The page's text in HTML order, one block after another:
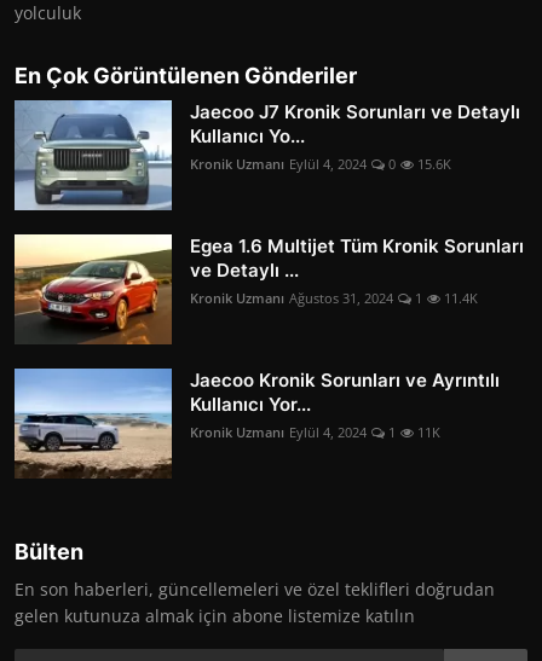
yolculuk
En Çok Görüntülenen Gönderiler
Jaecoo J7 Kronik Sorunları ve Detaylı
Kullanıcı Yo...
Kronik Uzmanı Eylül 4, 2024 0 15.6K
Egea 1.6 Multijet Tüm Kronik Sorunları
ve Detaylı ...
Kronik Uzmanı Ağustos 31, 2024 1 11.4K
Jaecoo Kronik Sorunları ve Ayrıntılı
Kullanıcı Yor...
Kronik Uzmanı Eylül 4, 2024 1 11K
Bülten
En son haberleri, güncellemeleri ve özel teklifleri doğrudan
gelen kutunuza almak için abone listemize katılın